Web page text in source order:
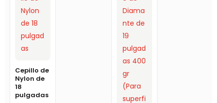
Cepillo de
Nylon de
18
pulgadas